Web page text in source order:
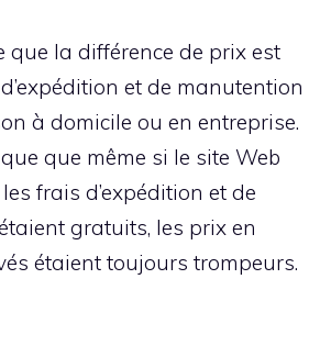
que la différence de prix est
et de manutention
à domicile ou en entreprise.
que même si le site Web
frais d’expédition et de
gratuits, les prix en
étaient toujours trompeurs.